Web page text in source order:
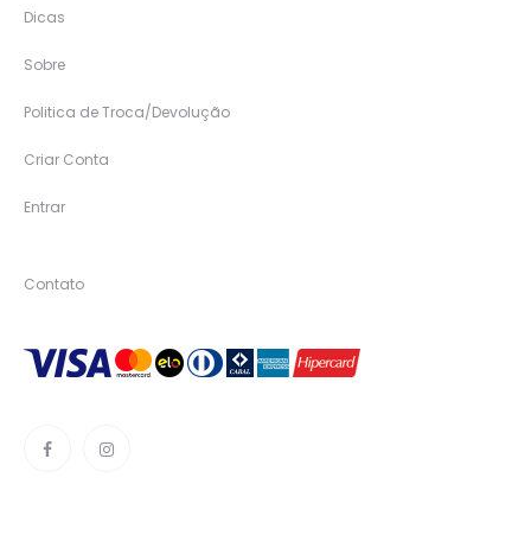
Dicas
Sobre
Politica de Troca/Devolução
Criar Conta
Entrar
Contato